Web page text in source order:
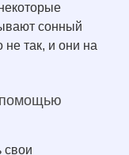
сонный
не так, и они на
помощью
свои